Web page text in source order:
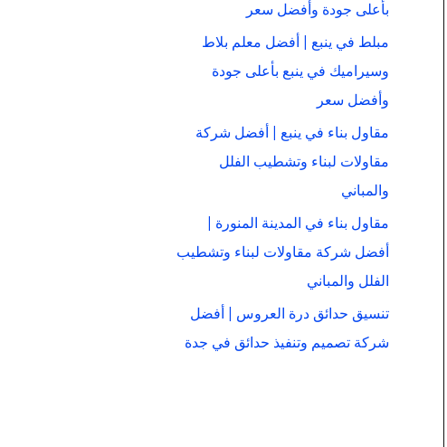
بأعلى جودة وأفضل سعر
مبلط في ينبع | أفضل معلم بلاط
وسيراميك في ينبع بأعلى جودة
وأفضل سعر
مقاول بناء في ينبع | أفضل شركة
مقاولات لبناء وتشطيب الفلل
والمباني
مقاول بناء في المدينة المنورة |
أفضل شركة مقاولات لبناء وتشطيب
الفلل والمباني
تنسيق حدائق درة العروس | أفضل
شركة تصميم وتنفيذ حدائق في جدة